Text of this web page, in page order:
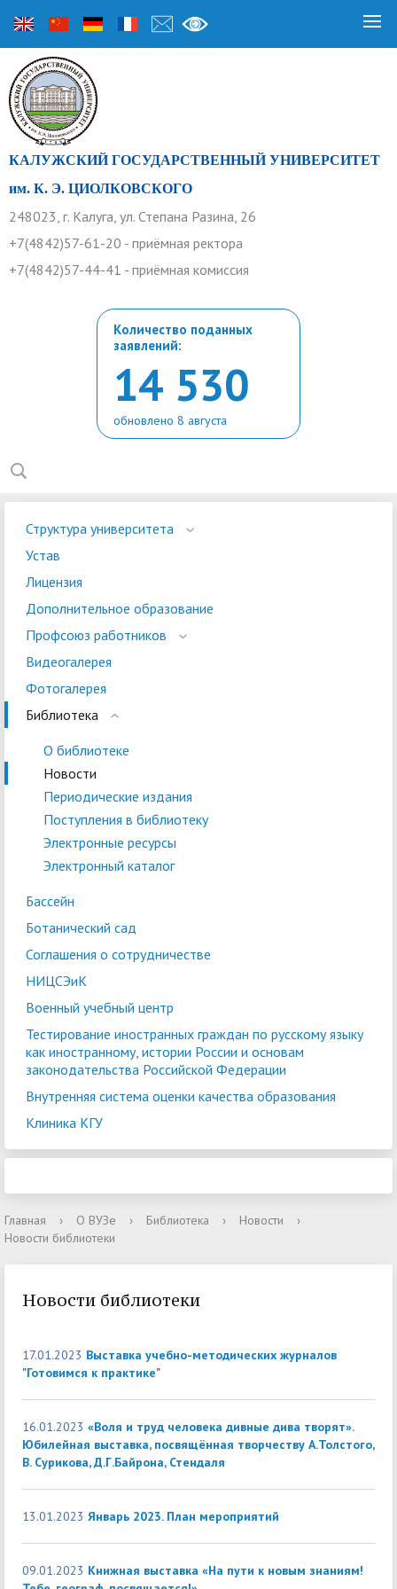
КАЛУЖСКИЙ ГОСУДАРСТВЕННЫЙ УНИВЕРСИТЕТ
им. К. Э. ЦИОЛКОВСКОГО
248023, г. Калуга, ул. Степана Разина, 26
+7(4842)57-61-20 - приёмная ректора
+7(4842)57-44-41 - приёмная комиссия
Количество поданных
заявлений:
14 530
обновлено 8 августа
Структура университета
Устав
Лицензия
Дополнительное образование
Профсоюз работников
Видеогалерея
Фотогалерея
Библиотека
О библиотеке
Новости
Периодические издания
Поступления в библиотеку
Электронные ресурсы
Электронный каталог
Бассейн
Ботанический сад
Соглашения о сотрудничестве
НИЦСЭиК
Военный учебный центр
Тестирование иностранных граждан по русскому языку
как иностранному, истории России и основам
законодательства Российской Федерации
Внутренняя система оценки качества образования
Клиника КГУ
Главная › О ВУЗе › Библиотека › Новости
›
Новости библиотеки
Новости библиотеки
17.01.2023 Выставка учебно-методических журналов
"Готовимся к практике"
16.01.2023 «Воля и труд человека дивные дива творят».
Юбилейная выставка, посвящённая творчеству А.Толстого,
В. Сурикова, Д.Г.Байрона, Стендаля
13.01.2023 Январь 2023. План мероприятий
09.01.2023 Книжная выставка «На пути к новым знаниям!